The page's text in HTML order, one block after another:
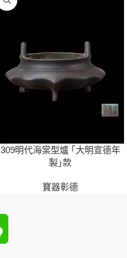
309明代海棠型爐 ｢大明宣德年
製｣款
寶器彰德